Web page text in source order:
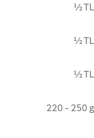
½ TL
½ TL
½ TL
220 - 250 g